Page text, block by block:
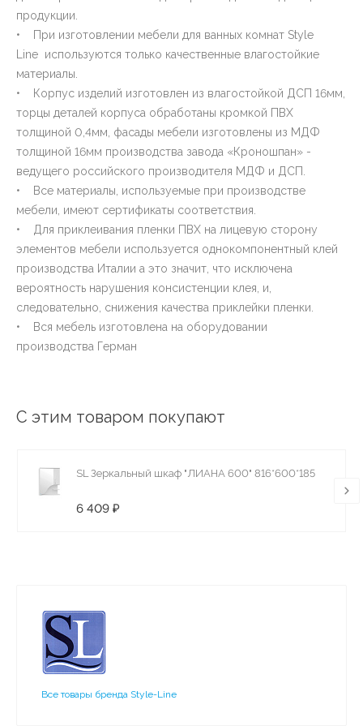
продукции.
• При изготовлении мебели для ванных комнат Style
Line используются только качественные влагостойкие
материалы.
• Корпус изделий изготовлен из влагостойкой ДСП 16мм,
торцы деталей корпуса обработаны кромкой ПВХ
толщиной 0,4мм, фасады мебели изготовлены из МДФ
толщиной 16мм производства завода «Кроношпан» -
ведущего российского производителя МДФ и ДСП.
• Все материалы, используемые при производстве
мебели, имеют сертификаты соответствия.
• Для приклеивания пленки ПВХ на лицевую сторону
элементов мебели используется однокомпонентный клей
производства Италии а это значит, что исключена
вероятность нарушения консистенции клея, и,
следовательно, снижения качества приклейки пленки.
• Вся мебель изготовлена на оборудовании
производства Герман
С этим товаром покупают
SL Зеркальный шкаф "ЛИАНА 600" 816*600*185
6 409 ₽
Все товары бренда Style-Line